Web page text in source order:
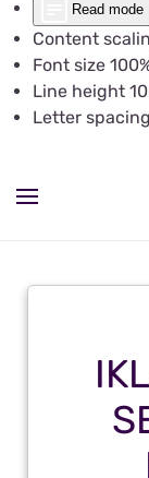
Read mode
Content
Font size 100
Line height
Letter spacing